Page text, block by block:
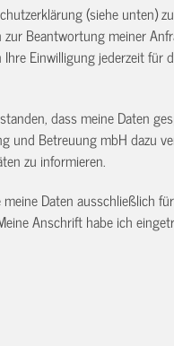
(siehe unten)
Beantwortung meiner
Ihre Einwilligung jederzeit für
dass meine Daten
und Betreuung mbH dazu
zu informieren.
Daten ausschließlich
Anschrift habe ich